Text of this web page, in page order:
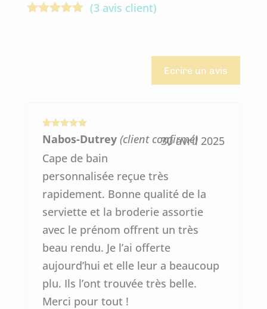
(3avis client)
Ecrire un avis
Note
sur
5
Nabos-Dutrey (client confirmé)
30 avril 2025
Cape de bain
personnalisée reçue très
rapidement. Bonne qualité de la
serviette et la broderie assortie
avec le prénom offrent un très
beau rendu. Je l’ai offerte
aujourd’hui et elle leur a beaucoup
plu. Ils l’ont trouvée très belle.
Merci pour tout !